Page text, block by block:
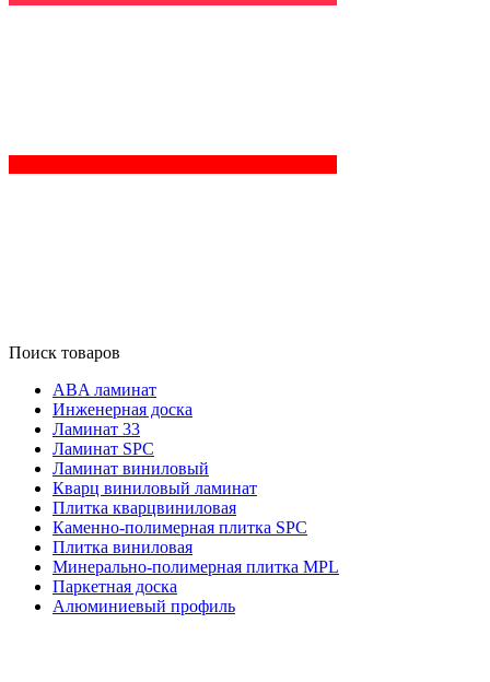
Поиск товаров
ABA ламинат
Инженерная доска
Ламинат 33
Ламинат SPC
Ламинат виниловый
Кварц виниловый ламинат
Плитка кварцвиниловая
Каменно-полимерная плитка SPC
Плитка виниловая
Минерально-полимерная плитка MPL
Паркетная доска
Алюминиевый профиль